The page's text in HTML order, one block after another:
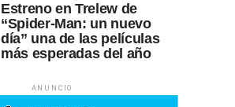
Estreno en Trelew de
“Spider-Man: un nuevo
día” una de las películas
más esperadas del año
ANUNCIO